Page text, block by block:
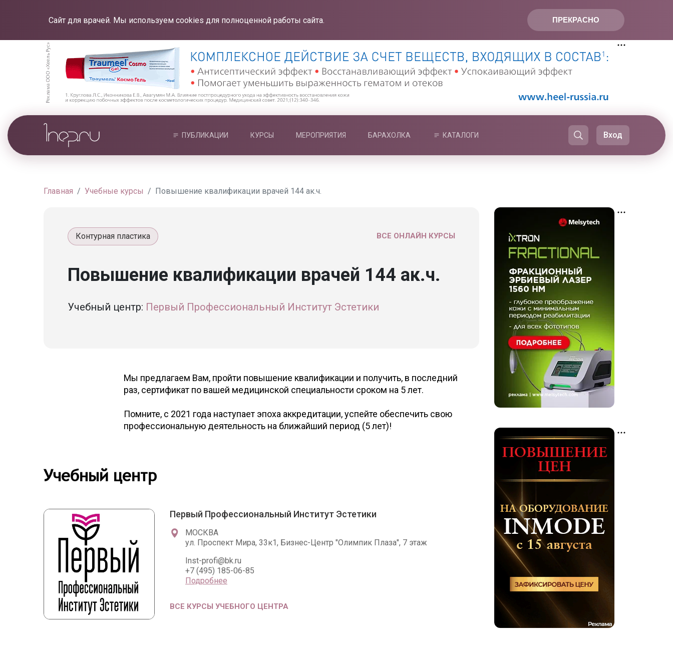
ПРЕКРАСНО
Сайт для врачей. Мы используем cookies для полноценной работы сайта.
ПУБЛИКАЦИИ КУРСЫ МЕРОПРИЯТИЯ БАРАХОЛКА КАТАЛОГИ Вход
Главная Учебные курсы Повышение квалификации врачей 144 ак.ч.
ВСЕ ОНЛАЙН КУРСЫ
Контурная пластика
Повышение квалификации врачей 144 ак.ч.
Учебный центр: Первый Профессиональный Институт Эстетики
Мы предлагаем Вам, пройти повышение квалификации и получить, в последний
раз, сертификат по вашей медицинской специальности сроком на 5 лет.
Помните, с 2021 года наступает эпоха аккредитации, успейте обеспечить свою
профессиональную деятельность на ближайший период (5 лет)!
Учебный центр
Первый Профессиональный Институт Эстетики
МОСКВА
ул. Проспект Мира, 33к1, Бизнес-Центр "Олимпик Плаза", 7 этаж
Inst-profi@bk.ru
+7 (495) 185-06-85
Подробнее
ВСЕ КУРСЫ УЧЕБНОГО ЦЕНТРА